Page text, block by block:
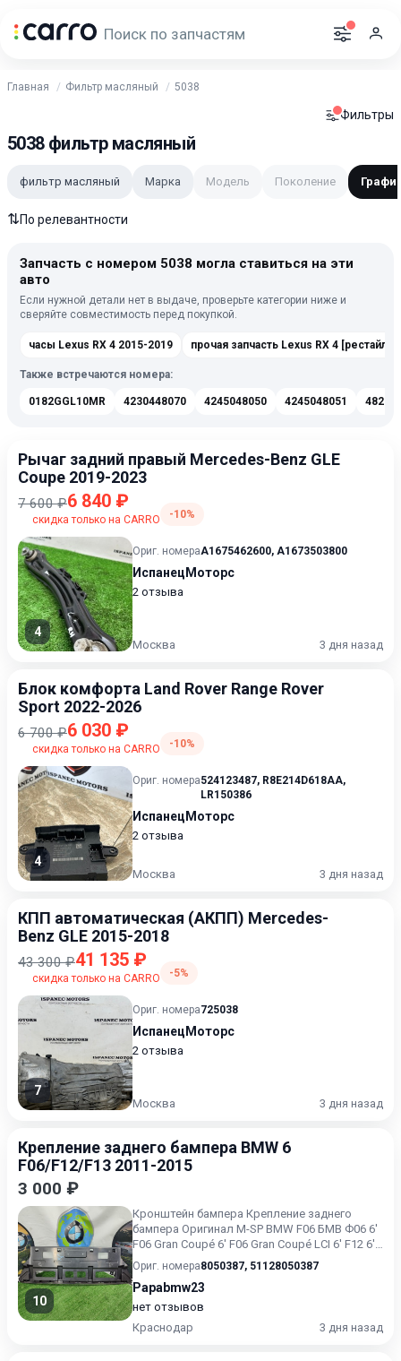
Главная Фильтр масляный 5038
Фильтры
5038 фильтр масляный
фильтр масляный Марка Модель Поколение
⇅По релевантности
Запчасть с номером 5038 могла ставиться на эти
авто
Если нужной детали нет в выдаче, проверьте категории ниже и
сверяйте совместимость перед покупкой.
часы Lexus RX 4 2015-2019
Также встречаются номера:
0182GGL10MR 4230448070 4245048050 4245048051 48218
Рычаг задний правый Mercedes-Benz GLE
Coupe 2019-2023
7 600 ₽6 840 ₽
скидка только на CARRO -10%
4
Ориг. номераA1675462600, A1673503800
ИспанецМоторс
2 отзыва
Москва 3 дня назад
Блок комфорта Land Rover Range Rover
Sport 2022-2026
6 700 ₽6 030 ₽
скидка только на CARRO -10%
4
Ориг. номера524123487, R8E214D618AA,
LR150386
ИспанецМоторс
2 отзыва
Москва 3 дня назад
КПП автоматическая (АКПП) Mercedes-
Benz GLE 2015-2018
43 300 ₽41 135 ₽
скидка только на CARRO -5%
7
Ориг. номера725038
ИспанецМоторс
2 отзыва
Москва 3 дня назад
Крепление заднего бампера BMW 6
F06/F12/F13 2011-2015
3 000 ₽
10
Кронштейн бампера Крепление заднего
бампера Оригинал M-SP BMW F06 БМВ Ф06 6'
F06 Gran Coupé 6' F06 Gran Coupé LCI 6' F12 6'
F12 LCI 6' F13 6...
Ориг. номера8050387, 51128050387
Papabmw23
нет отзывов
Краснодар
3 дня назад